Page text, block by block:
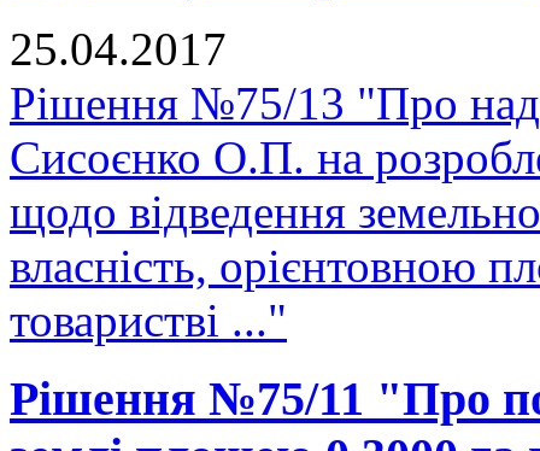
25.04.2017
Рішення №75/13 "Про
Сисоєнко О.П. на
щодо відведення
власність, орієнтовною
товаристві ..."
Рішення №75/11 "Про